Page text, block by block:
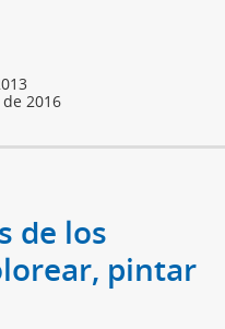
2016
de los
pintar